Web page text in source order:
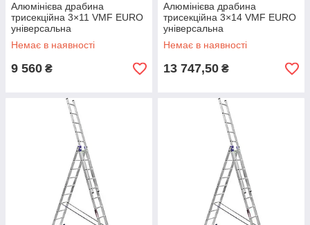
Алюмінієва драбина
трисекційна 3×11 VMF EURO
універсальна
Немає в наявності
9 560 ₴
Алюмінієва драбина
трисекційна 3×14 VMF EURO
універсальна
Немає в наявності
13 747,50 ₴